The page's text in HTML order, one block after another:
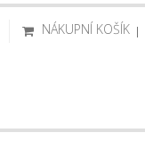
NÁKUPNÍ KOŠÍK